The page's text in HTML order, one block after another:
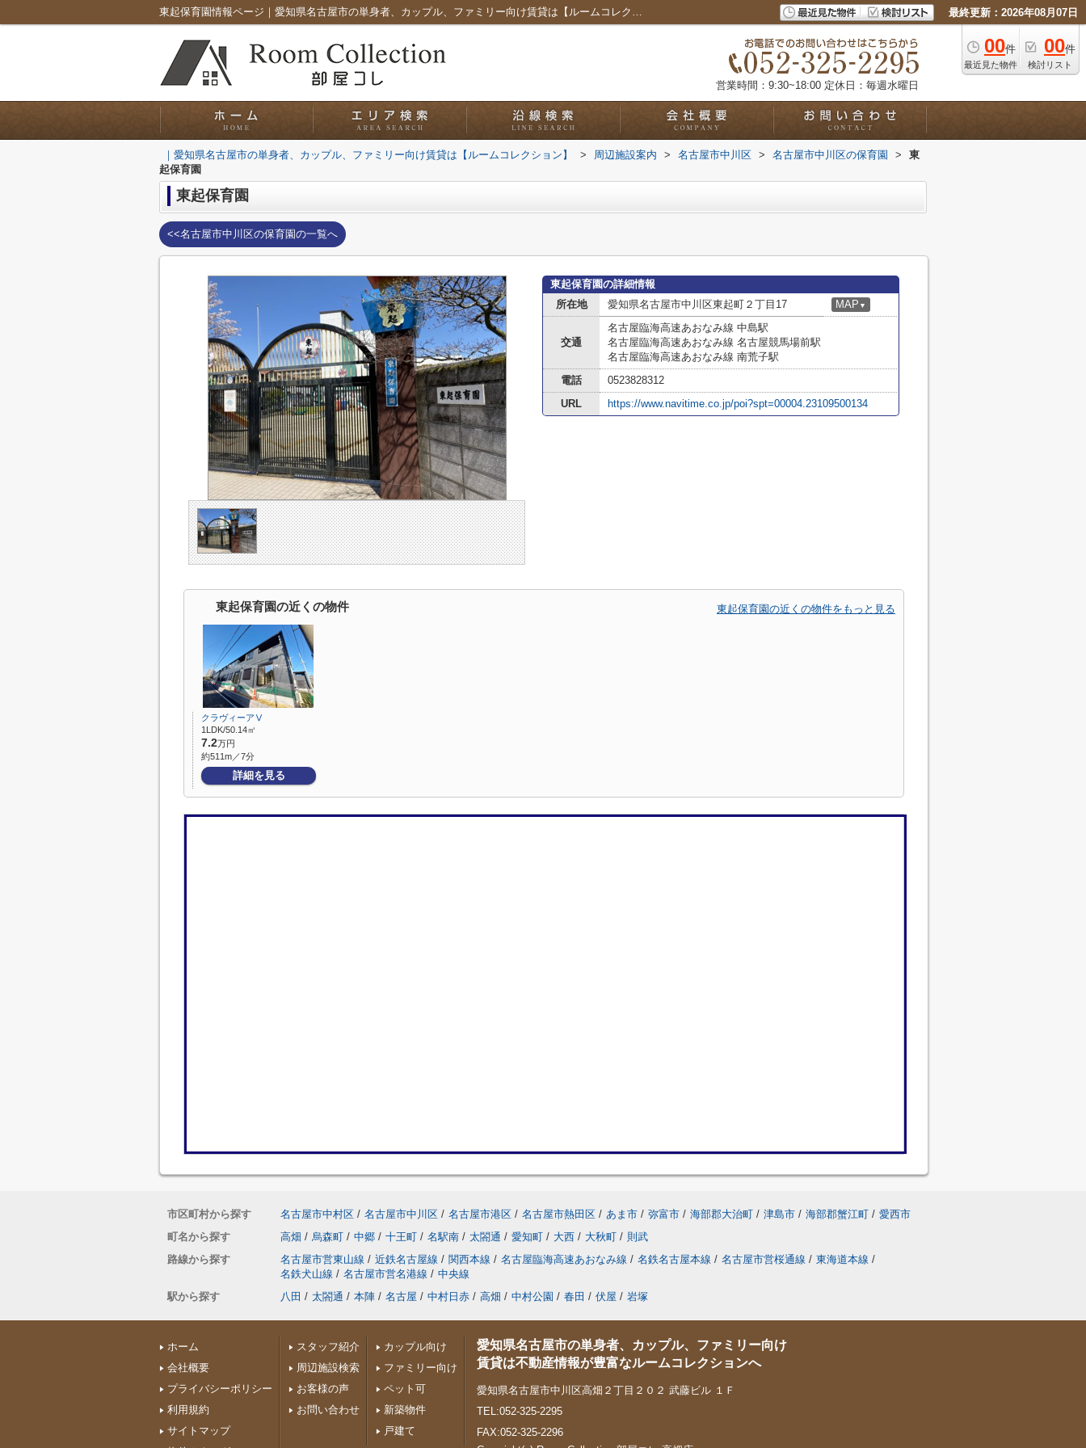
東起保育園情報ページ｜愛知県名古屋市の単身者、カップル、ファミリー向け賃貸は【ルームコレクション】 最終更新：2026年08月07日
00件
最近見た物件
00件
検討リスト
営業時間：9:30~18:00 定休日：毎週水曜日
｜愛知県名古屋市の単身者、カップル、ファミリー向け賃貸は【ルームコレクション】 > 周辺施設案内 > 名古屋市中川区 > 名古屋市中川区の保育園 >
東
起保育園
東起保育園
<<名古屋市中川区の保育園の一覧へ
東起保育園の詳細情報
所在地
愛知県名古屋市中川区東起町２丁目17 MAP ▼
交通
名古屋臨海高速あおなみ線 中島駅
名古屋臨海高速あおなみ線 名古屋競馬場前駅
名古屋臨海高速あおなみ線 南荒子駅
電話
0523828312
URL
https://www.navitime.co.jp/poi?spt=00004.23109500134
東起保育園の近くの物件 東起保育園の近くの物件をもっと見る
クラヴィーアⅤ
1LDK/50.14㎡
7.2万円
約511m／7分
詳細を見る
市区町村から探す 名古屋市中村区 / 名古屋市中川区 / 名古屋市港区 / 名古屋市熱田区 / あま市 / 弥富市 / 海部郡大治町 / 津島市 / 海部郡蟹江町 / 愛西市
町名から探す
高畑 / 烏森町 / 中郷 / 十王町 / 名駅南 / 太閤通 / 愛知町 / 大西 / 大秋町 / 則武
路線から探す
名古屋市営東山線 / 近鉄名古屋線 / 関西本線 / 名古屋臨海高速あおなみ線 / 名鉄名古屋本線 / 名古屋市営桜通線 / 東海道本線 /
名鉄犬山線 / 名古屋市営名港線 / 中央線
駅から探す
八田 / 太閤通 / 本陣 / 名古屋 / 中村日赤 / 高畑 / 中村公園 / 春田 / 伏屋 / 岩塚
ホーム
会社概要
プライバシーポリシー
利用規約
サイトマップ
スタッフ紹介
周辺施設検索
お客様の声
お問い合わせ
カップル向け
ファミリー向け
ペット可
新築物件
戸建て
愛知県名古屋市の単身者、カップル、ファミリー向け
賃貸は不動産情報が豊富なルームコレクションへ
愛知県名古屋市中川区高畑２丁目２０２ 武藤ビル １Ｆ
TEL:052-325-2295
FAX:052-325-2296